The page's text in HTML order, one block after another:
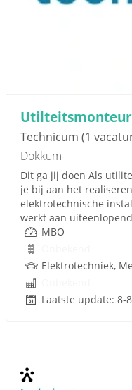
Technicum (1
Dokkum
Dit ga jij doen Als
je bij aan het
elektrotechnische
werkt aan
MBO
Elektrotechniek,
Laatste update: 8-